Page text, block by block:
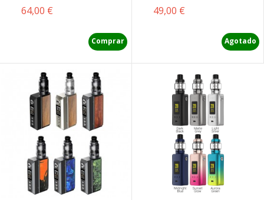
Precio
64,00 €
Comprar
Precio
49,00 €
Agotado